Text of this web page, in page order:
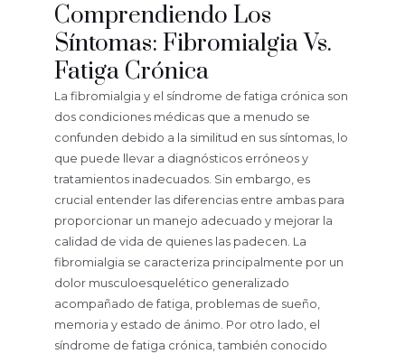
Comprendiendo Los
Síntomas: Fibromialgia Vs.
Fatiga Crónica
La fibromialgia y el síndrome de fatiga crónica son
dos condiciones médicas que a menudo se
confunden debido a la similitud en sus síntomas, lo
que puede llevar a diagnósticos erróneos y
tratamientos inadecuados. Sin embargo, es
crucial entender las diferencias entre ambas para
proporcionar un manejo adecuado y mejorar la
calidad de vida de quienes las padecen. La
fibromialgia se caracteriza principalmente por un
dolor musculoesquelético generalizado
acompañado de fatiga, problemas de sueño,
memoria y estado de ánimo. Por otro lado, el
síndrome de fatiga crónica, también conocido